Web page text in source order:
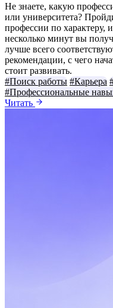
Не знаете, какую
или университета?
профессии по характеру,
несколько минут вы
лучше всего
рекомендации, с чего
стоит развивать.
#Поиск работы #Карьера
#Профессиональные
Читать